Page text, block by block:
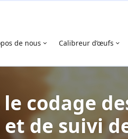
de nous Calibreur d’œufs
le codage
et de suivi